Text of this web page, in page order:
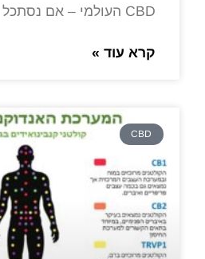
CBD העולמי – אם נסתכל
קרא עוד »
CBD